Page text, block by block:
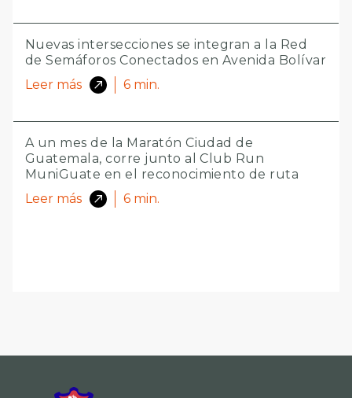
Nuevas intersecciones se integran a la Red
de Semáforos Conectados en Avenida Bolívar
Leer más
6 min.
A un mes de la Maratón Ciudad de
Guatemala, corre junto al Club Run
MuniGuate en el reconocimiento de ruta
Leer más
6 min.